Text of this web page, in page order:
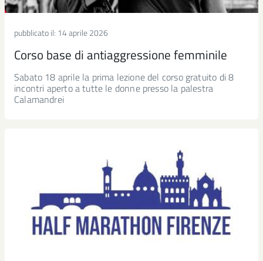
pubblicato il: 14 aprile 2026
Corso base di antiaggressione femminile
Sabato 18 aprile la prima lezione del corso gratuito di 8
incontri aperto a tutte le donne presso la palestra
Calamandrei